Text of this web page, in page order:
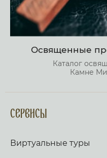
Освященные
Каталог
Камне
Сервисы
Виртуальные туры